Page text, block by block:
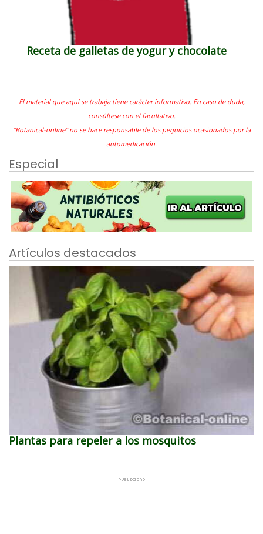
Receta de galletas de yogur y chocolate
El material que aquí se trabaja tiene carácter informativo. En caso de duda,
consúltese con el facultativo.
"Botanical-online" no se hace responsable de los perjuicios ocasionados por la
automedicación.
Especial
Artículos destacados
Plantas para repeler a los mosquitos